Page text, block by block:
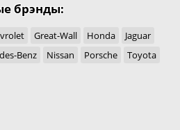
брэнды:
Great-Wall Honda
Jaguar
Benz Nissan Porsche
Toyota